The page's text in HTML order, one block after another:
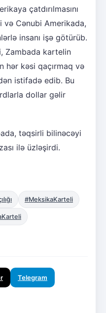
çatdırılmasını
Cənubi Amerikada,
insanı işə götürüb.
Zambada kartelin
hər kəsi qaçırmaq və
istifadə edib. Bu
dollar gəlir
təqsirli bilinəcəyi
ilə üzləşirdi.
#MeksikaKarteli
Telegram